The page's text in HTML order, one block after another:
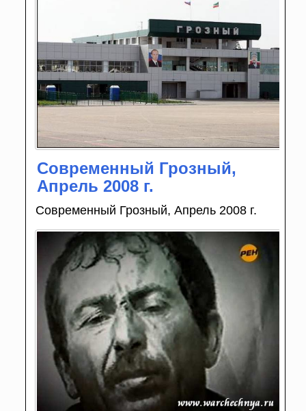
Современный Грозный,
Апрель 2008 г.
Современный Грозный, Апрель 2008 г.